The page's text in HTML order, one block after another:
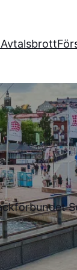
Avtalsbrott